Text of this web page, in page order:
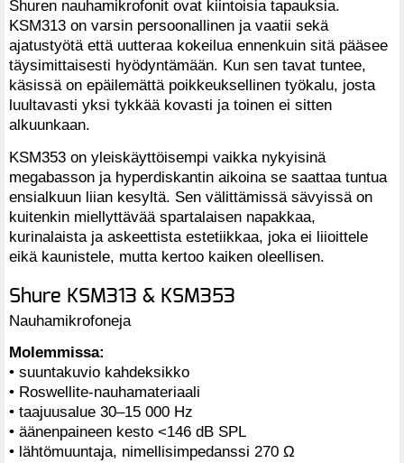
Shuren nauhamikrofonit ovat kiintoisia tapauksia.
KSM313 on varsin persoonallinen ja vaatii sekä
ajatustyötä että uutteraa kokeilua ennenkuin sitä pääsee
täysimittaisesti hyödyntämään. Kun sen tavat tuntee,
käsissä on epäilemättä poikkeuksellinen työkalu, josta
luultavasti yksi tykkää kovasti ja toinen ei sitten
alkuunkaan.
KSM353 on yleiskäyttöisempi vaikka nykyisinä
megabasson ja hyperdiskantin aikoina se saattaa tuntua
ensialkuun liian kesyltä. Sen välittämissä sävyissä on
kuitenkin miellyttävää spartalaisen napakkaa,
kurinalaista ja askeettista estetiikkaa, joka ei liioittele
eikä kaunistele, mutta kertoo kaiken oleellisen.
Shure KSM313 & KSM353
Nauhamikrofoneja
Molemmissa:
• suuntakuvio kahdeksikko
• Roswellite-nauhamateriaali
• taajuusalue 30–15 000 Hz
• äänenpaineen kesto <146 dB SPL
• lähtömuuntaja, nimellisimpedanssi 270 Ω